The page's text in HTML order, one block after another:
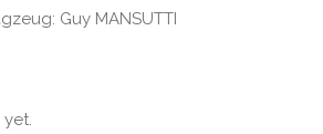
Guy MANSUTTI